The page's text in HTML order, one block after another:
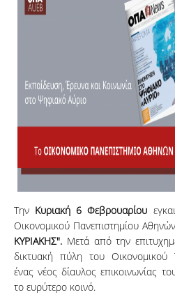
Την Κυριακή 6 Φεβρουαρίου
Οικονομικού Πανεπιστημίου
ΚΥΡΙΑΚΗΣ". Μετά από την
δικτυακή πύλη του Οικονομικού
ένας νέος δίαυλος επικοινωνίας
το ευρύτερο κοινό.